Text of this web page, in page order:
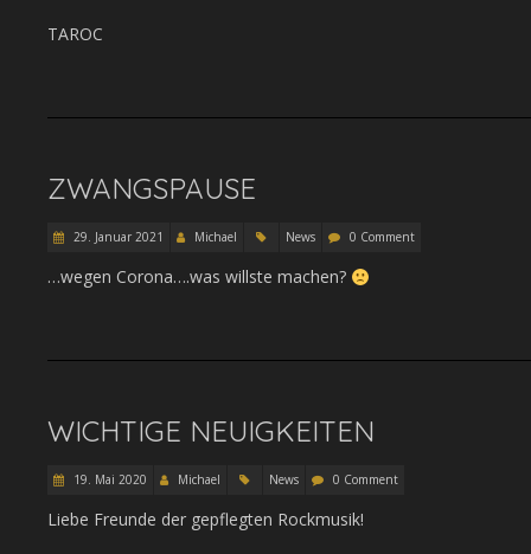
TAROC
ZWANGSPAUSE
29. Januar 2021 Michael News 0 Comment
…wegen Corona….was willste machen?
WICHTIGE NEUIGKEITEN
19. Mai 2020 Michael News 0 Comment
Liebe Freunde der gepflegten Rockmusik!